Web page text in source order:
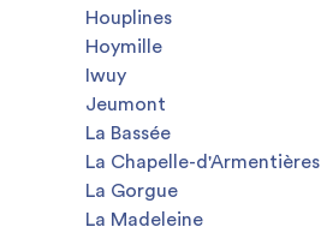
Houplines
Hoymille
Iwuy
Jeumont
La Bassée
La Chapelle-d'Armentières
La Gorgue
La Madeleine